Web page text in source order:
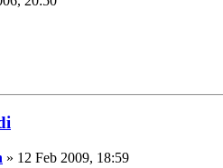
» 12 Feb 2009, 18:59